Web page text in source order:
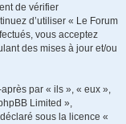
de vérifier
d’utiliser « Le Forum
vous acceptez
des mises à jour et/ou
par « ils », « eux »,
Limited »,
sous la licence «